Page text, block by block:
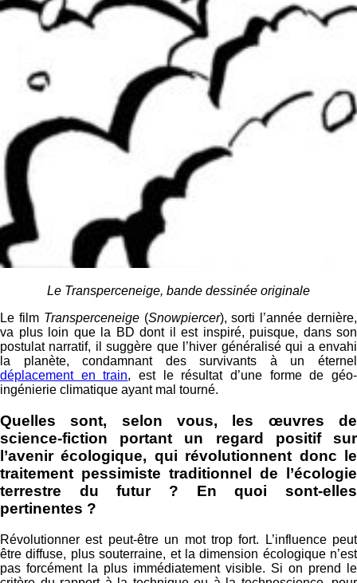
Le Transperceneige, bande dessinée originale
Le film Transperceneige(Snowpiercer), sorti l’année dernière,
va plus loin que la BD dont il est inspiré, puisque, dans son
postulat narratif, il suggère que l’hiver généralisé qui a envahi
la planète, condamnant des survivants à un éternel
déplacement en train, est le résultat d’une forme de géo-
ingénierie climatique ayant mal tourné.
Quelles sont, selon vous, les œuvres de
science-fiction portant un regard positif sur
l’avenir écologique, qui révolutionnent donc le
traitement pessimiste traditionnel de l’écologie
terrestre du futur ? En quoi sont-elles
pertinentes ?
Révolutionner est peut-être un mot trop fort. L’influence peut
être diffuse, plus souterraine, et la dimension écologique n’est
pas forcément la plus immédiatement visible. Si on prend le